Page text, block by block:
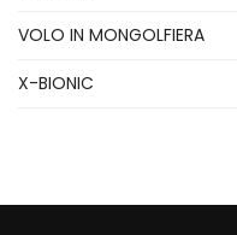
VOLO IN MONGOLFIERA
X-BIONIC